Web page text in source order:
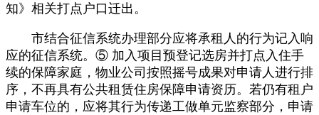
知》相关打点户口迁出。
市结合征信系统办理部分应将承租人的行为记入响
应的征信系统。⑤ 加入项目预登记选房并打点入住手
续的保障家庭，物业公司按照摇号成果对申请人进行排
序，不再具有公共租赁住房保障申请资历。若仍有租户
申请车位的，应将其行为传递工做单元监察部分，申请